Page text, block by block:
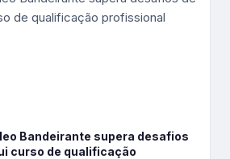
Bandeirante supera desafios
curso de qualificação